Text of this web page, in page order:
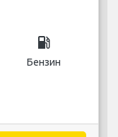
local_gas_station
Бензин